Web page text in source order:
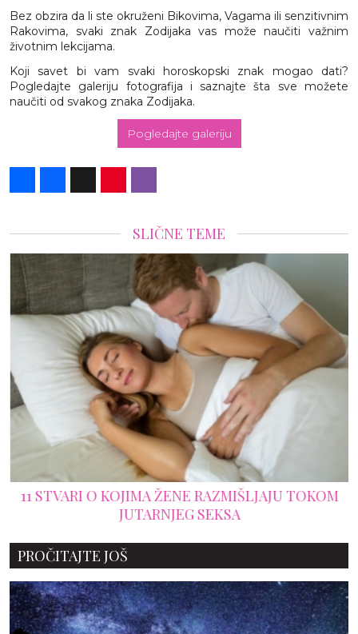
Bez obzira da li ste okruženi Bikovima, Vagama ili senzitivnim
Rakovima, svaki znak Zodijaka vas može naučiti važnim
životnim lekcijama.
Koji savet bi vam svaki horoskopski znak mogao dati?
Pogledajte galeriju fotografija i saznajte šta sve možete
naučiti od svakog znaka Zodijaka.
Pogledajte galeriju
SLIČNE TEME
11 STVARI O KOJIMA ŽENE RAZMIŠLJAJU TOKOM
JUTARNJEG SEKSA
PROČITAJTE JOŠ